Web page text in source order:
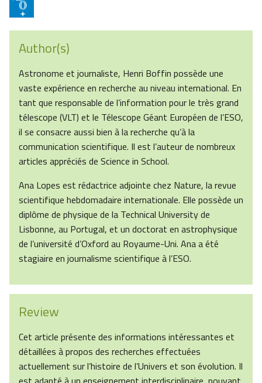
Author(s)
Astronome et journaliste, Henri Boffin possède une
vaste expérience en recherche au niveau international. En
tant que responsable de l’information pour le très grand
télescope (VLT) et le Télescope Géant Européen de l’ESO,
il se consacre aussi bien à la recherche qu’à la
communication scientifique. Il est l’auteur de nombreux
articles appréciés de Science in School.
Ana Lopes est rédactrice adjointe chez Nature, la revue
scientifique hebdomadaire internationale. Elle possède un
diplôme de physique de la Technical University de
Lisbonne, au Portugal, et un doctorat en astrophysique
de l’université d’Oxford au Royaume-Uni. Ana a été
stagiaire en journalisme scientifique à l’ESO.
Review
Cet article présente des informations intéressantes et
détaillées à propos des recherches effectuées
actuellement sur l’histoire de l’Univers et son évolution. Il